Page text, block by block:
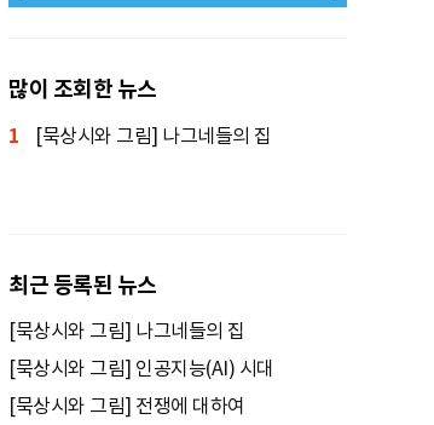
많이 조회한 뉴스
1 [묵상시와 그림] 나그네들의 집
최근 등록된 뉴스
[묵상시와 그림] 나그네들의 집
[묵상시와 그림] 인공지능(AI) 시대
[묵상시와 그림] 전쟁에 대하여